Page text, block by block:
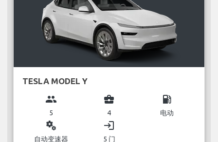
TESLA MODEL Y
group
5
business_center
4
local_gas_station
电动
miscellaneous_services
自动变速器
login
5 门